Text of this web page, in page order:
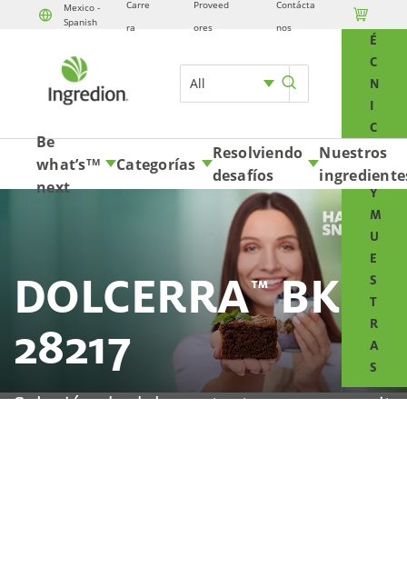
Mexico -
Spanish
Carre
ra
Proveed
ores
Contácta
nos

All
É
C
N
I
C
O
S
Y
M
U
E
S
T
R
A
S
Skip to content
Be
what’s
next
TM Categorías
Resolviendo
desafíos
Nuestros
DOLCERRA™BK
28217
Solución de dulzor y textura que permite